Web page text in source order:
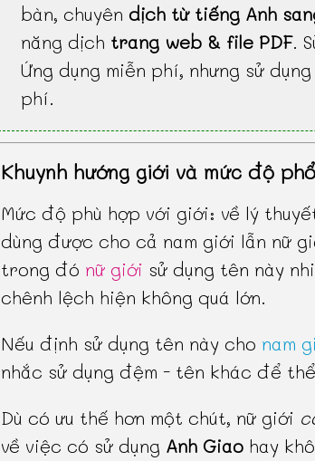
bàn, chuyên dịch từ tiếng Anh
năng dịch trang web & file PDF.
Ứng dụng miễn phí, nhưng sử
phí.
Khuynh hướng giới và mức độ
Mức độ phù hợp với giới: về lý
dùng được cho cả nam giới lẫn nữ
trong đó nữ giới sử dụng tên này
chênh lệch hiện không quá lớn.
Nếu định sử dụng tên này cho nam
nhắc sử dụng đệm - tên khác để
Dù có ưu thế hơn một chút, nữ giới
về việc có sử dụng Anh Giao hay